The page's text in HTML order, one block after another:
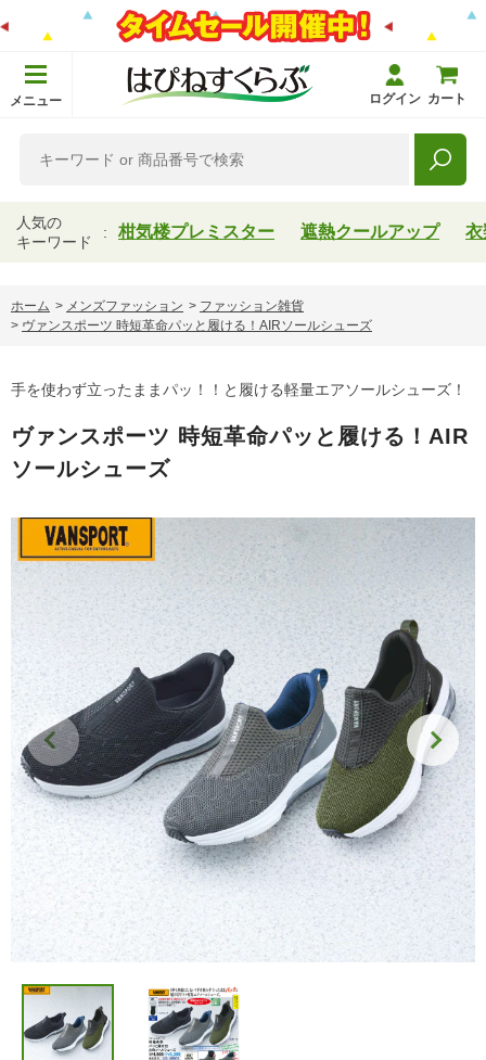
メニュー ログイン カート
人気の
キーワード
柑気楼プレミスター 遮熱クールアップ 衣
ホーム > メンズファッション > ファッション雑貨
> ヴァンスポーツ 時短革命パッと履ける！AIRソールシューズ
手を使わず立ったままパッ！！と履ける軽量エアソールシューズ！
ヴァンスポーツ 時短革命パッと履ける！AIR
ソールシューズ